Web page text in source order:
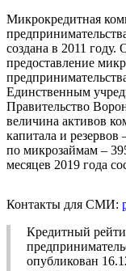
Микрокредитная
создана в 2011 году.
предоставление
Единственным
Правительство
величина активов
капитала и резервов
по микрозаймам –
месяцев 2019 года
Контакты для СМИ:
Кредитный
опубликован